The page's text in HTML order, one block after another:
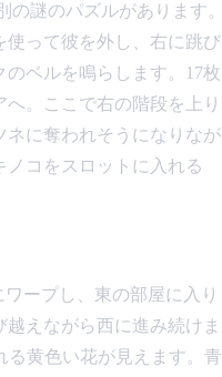
謎のパズルがあります。
使って彼を外し、右に跳び
ベルを鳴らします。17枚
。ここで右の階段を上り
ネに奪われそうになりなが
コをスロットに入れる
ープし、東の部屋に入り
えながら西に進み続けま
る黄色い花が見えます。青